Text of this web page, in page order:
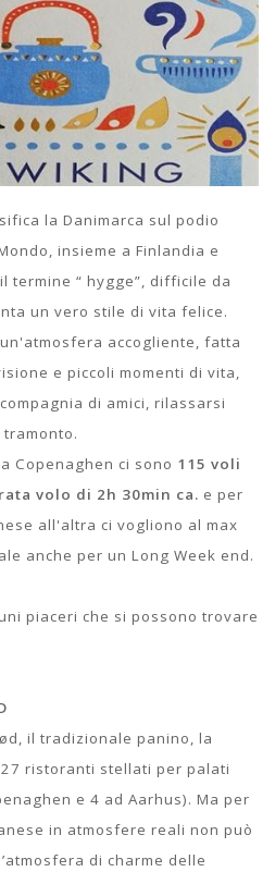
la Danimarca sul podio
insieme a Finlandia e
termine “ hygge”, difficile da
un vero stile di vita felice.
accogliente, fatta
e piccoli momenti di vita,
di amici, rilassarsi
Copenaghen ci sono 115 voli
volo di 2h 30min ca. e per
all'altra ci vogliono al max
anche per un Long Week end.
piaceri che si possono trovare
il tradizionale panino, la
ristoranti stellati per palati
e 4 ad Aarhus). Ma per
in atmosfere reali non può
di charme delle